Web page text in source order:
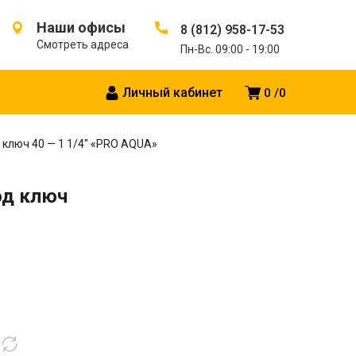
Наши офисы
Смотреть адреса
8 (812) 958-17-53
Пн-Вс. 09:00 - 19:00
0 0
Личный кабинет
40 — 1 1/4″ «PRO AQUA»
ключ